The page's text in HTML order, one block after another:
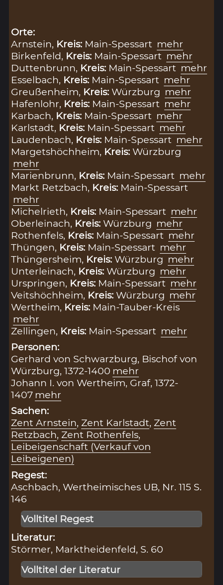
Orte:
Arnstein, Kreis: Main-Spessart mehr
Birkenfeld, Kreis: Main-Spessart mehr
Duttenbrunn, Kreis: Main-Spessart mehr
Esselbach, Kreis: Main-Spessart mehr
Greußenheim, Kreis:Würzburg mehr
Hafenlohr, Kreis: Main-Spessart mehr
Karbach, Kreis: Main-Spessart mehr
Karlstadt, Kreis: Main-Spessart mehr
Laudenbach, Kreis: Main-Spessart mehr
Margetshöchheim, Kreis:Würzburg
mehr
Marienbrunn, Kreis: Main-Spessart mehr
Markt Retzbach, Kreis: Main-Spessart
mehr
Michelrieth, Kreis: Main-Spessart mehr
Oberleinach, Kreis:Würzburg mehr
Rothenfels, Kreis: Main-Spessart mehr
Thüngen, Kreis: Main-Spessart mehr
Thüngersheim, Kreis:Würzburg mehr
Unterleinach, Kreis:Würzburg mehr
Urspringen, Kreis: Main-Spessart mehr
Veitshöchheim, Kreis:Würzburg mehr
Wertheim, Kreis: Main-Tauber-Kreis
mehr
Zellingen, Kreis: Main-Spessart mehr
Personen:
Gerhard von Schwarzburg, Bischof von
Würzburg, 1372-1400 mehr
Johann I. von Wertheim, Graf, 1372-
1407 mehr
Sachen:
Zent Arnstein,Zent Karlstadt,Zent
Retzbach,Zent Rothenfels,
Leibeigenschaft (Verkauf von
Leibeigenen)
Regest:
Aschbach, Wertheimisches UB, Nr. 115 S.
146
Volltitel Regest
Literatur:
Störmer, Marktheidenfeld, S. 60
Volltitel der Literatur